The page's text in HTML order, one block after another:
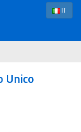
IT
Unico